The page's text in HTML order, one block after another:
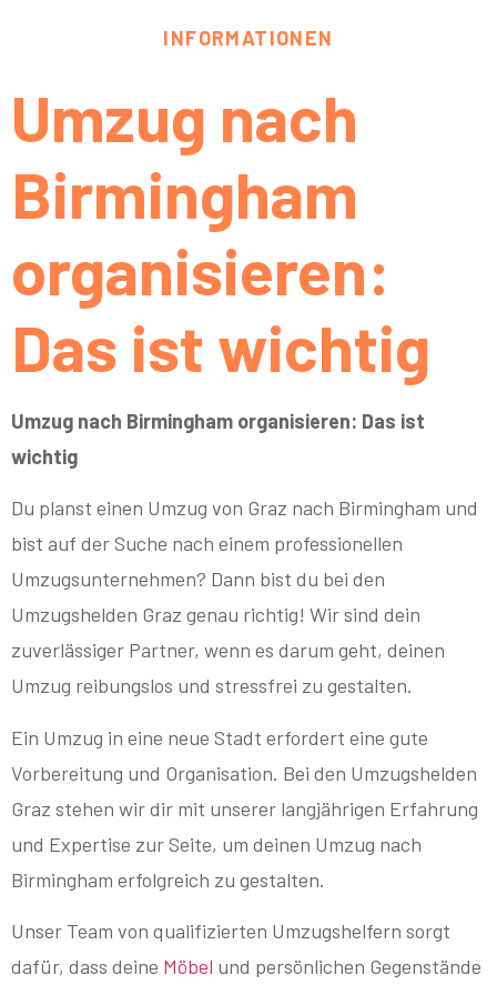
INFORMATIONEN
Umzug nach
Birmingham
organisieren:
Das ist wichtig
Umzug nach Birmingham organisieren: Das ist
wichtig
Du planst einen Umzug von Graz nach Birmingham und
bist auf der Suche nach einem professionellen
Umzugsunternehmen? Dann bist du bei den
Umzugshelden Graz genau richtig! Wir sind dein
zuverlässiger Partner, wenn es darum geht, deinen
Umzug reibungslos und stressfrei zu gestalten.
Ein Umzug in eine neue Stadt erfordert eine gute
Vorbereitung und Organisation. Bei den Umzugshelden
Graz stehen wir dir mit unserer langjährigen Erfahrung
und Expertise zur Seite, um deinen Umzug nach
Birmingham erfolgreich zu gestalten.
Unser Team von qualifizierten Umzugshelfern sorgt
dafür, dass deine Möbel und persönlichen Gegenstände